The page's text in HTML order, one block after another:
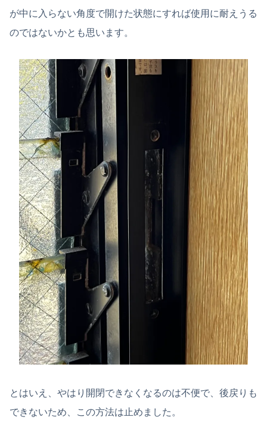
が中に入らない角度で開けた状態にすれば使用に耐えうる
のではないかとも思います。
とはいえ、やはり開閉できなくなるのは不便で、後戻りも
できないため、この方法は止めました。